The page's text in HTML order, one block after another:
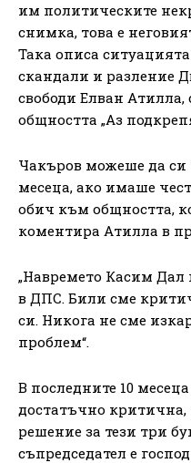
им политическите
снимка, това е
Така описа
скандали и разление
свободи Елван Атилла,
общността „Аз
Чакъров можеше да си
месеца, ако имаше
обич към общността,
коментира Атилла в
„Навремето Касим Дал
в ДПС. Били сме
си. Никога не сме
проблем“.
В последните 10
достатъчно
решение за тези три
съпредседател е